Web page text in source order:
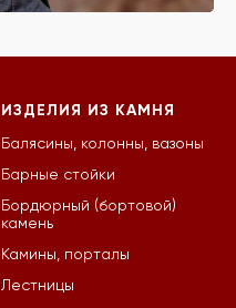
ИЗДЕЛИЯ ИЗ КАМНЯ
Балясины, колонны, вазоны
Барные стойки
Бордюрный (бортовой)
камень
Камины, порталы
Лестницы